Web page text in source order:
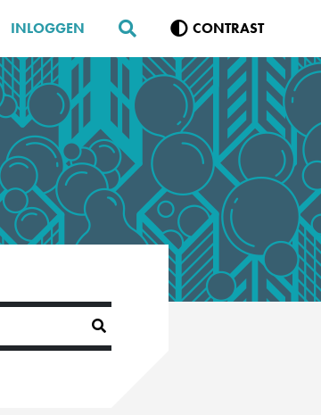
INLOGGEN CONTRAST